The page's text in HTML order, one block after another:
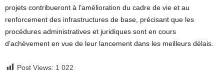
projets contribueront à l’amélioration du cadre de vie et au
renforcement des infrastructures de base, précisant que les
procédures administratives et juridiques sont en cours
d’achèvement en vue de leur lancement dans les meilleurs délais.
Post Views: 1 022